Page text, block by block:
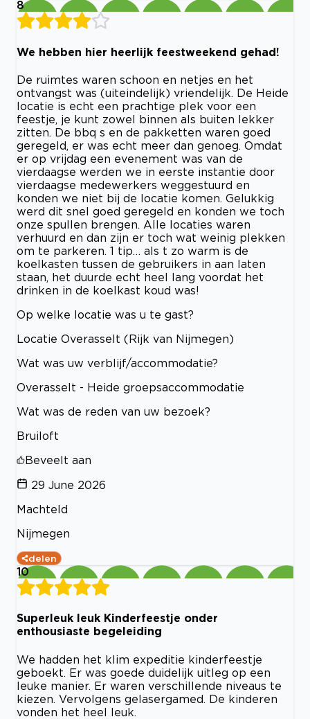
8
We hebben hier heerlijk feestweekend gehad!
De ruimtes waren schoon en netjes en het
ontvangst was (uiteindelijk) vriendelijk. De Heide
locatie is echt een prachtige plek voor een
feestje, je kunt zowel binnen als buiten lekker
zitten. De bbq s en de pakketten waren goed
geregeld, er was echt meer dan genoeg. Omdat
er op vrijdag een evenement was van de
vierdaagse werden we in eerste instantie door
vierdaagse medewerkers weggestuurd en
konden we niet bij de locatie komen. Gelukkig
werd dit snel goed geregeld en konden we toch
onze spullen brengen. Alle locaties waren
verhuurd en dan zijn er toch wat weinig plekken
om te parkeren. 1 tip… als t zo warm is de
koelkasten tussen de gebruikers in aan laten
staan, het duurde echt heel lang voordat het
drinken in de koelkast koud was!
Op welke locatie was u te gast?
Locatie Overasselt (Rijk van Nijmegen)
Wat was uw verblijf/accommodatie?
Overasselt - Heide groepsaccommodatie
Wat was de reden van uw bezoek?
Bruiloft
Beveelt aan
29 June 2026
Machteld
Nijmegen
delen
10
Superleuk leuk Kinderfeestje onder
enthousiaste begeleiding
We hadden het klim expeditie kinderfeestje
geboekt. Er was goede duidelijk uitleg op een
leuke manier. Er waren verschillende niveaus te
kiezen. Vervolgens gelasergamed. De kinderen
vonden het heel leuk.